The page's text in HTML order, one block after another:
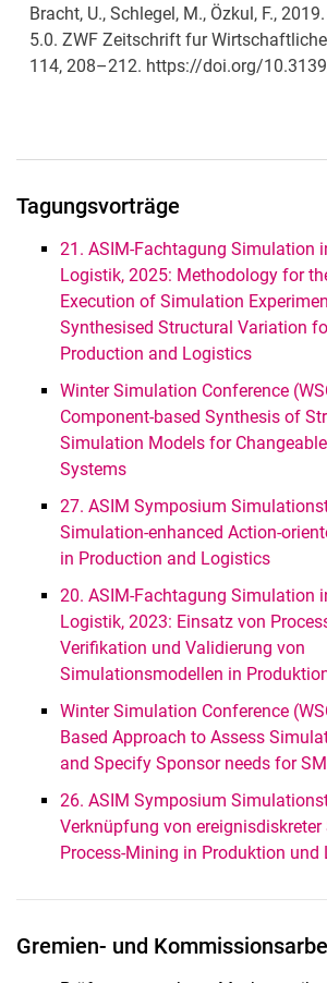
Bracht, U., Schlegel, M., Özkul, F.,
5.0. ZWF Zeitschrift fur
114, 208–212. https://doi.org/
Tagungsvorträge
21. ASIM-Fachtagung Simulation
Logistik, 2025: Methodology for
Execution of Simulation
Synthesised Structural Variation
Production and Logistics
Winter Simulation Conference
Component-based Synthesis of
Simulation Models for
Systems
27. ASIM Symposium
Simulation-enhanced Action-
in Production and Logistics
20. ASIM-Fachtagung Simulation
Logistik, 2023: Einsatz von
Verifikation und Validierung von
Simulationsmodellen in
Winter Simulation Conference
Based Approach to Assess
and Specify Sponsor needs for
26. ASIM Symposium
Verknüpfung von
Process-Mining in Produktion und
Gremien- und